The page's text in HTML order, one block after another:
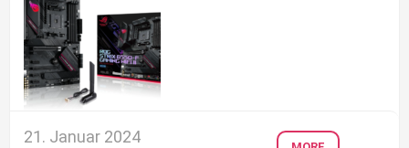
21. Januar 2024